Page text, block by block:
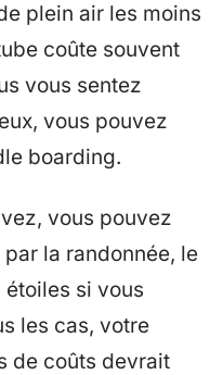
plein air les moins
coûte souvent
vous sentez
vous pouvez
boarding.
vous pouvez
la randonnée, le
étoiles si vous
les cas, votre
de coûts devrait